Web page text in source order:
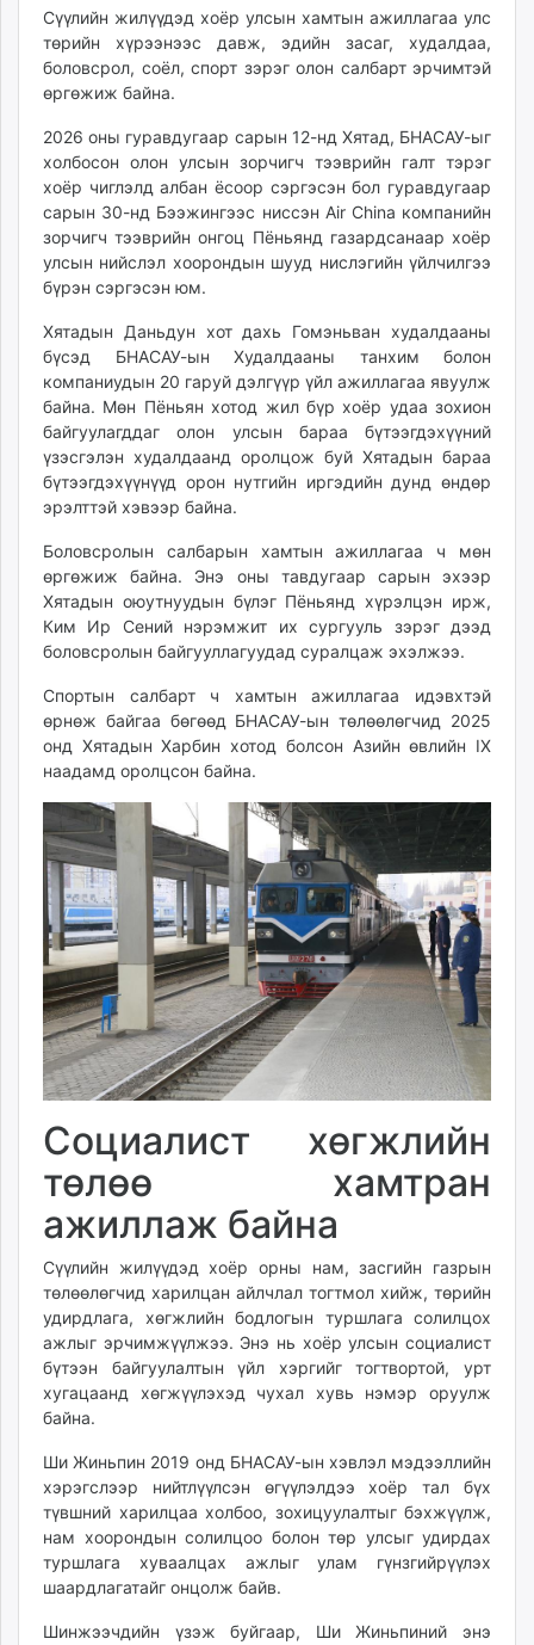
Сүүлийн жилүүдэд хоёр улсын хамтын ажиллагаа улс
төрийн хүрээнээс давж, эдийн засаг, худалдаа,
боловсрол, соёл, спорт зэрэг олон салбарт эрчимтэй
өргөжиж байна.
2026 оны гуравдугаар сарын 12-нд Хятад, БНАСАУ-ыг
холбосон олон улсын зорчигч тээврийн галт тэрэг
хоёр чиглэлд албан ёсоор сэргэсэн бол гуравдугаар
сарын 30-нд Бээжингээс ниссэн Air China компанийн
зорчигч тээврийн онгоц Пёньянд газардсанаар хоёр
улсын нийслэл хоорондын шууд нислэгийн үйлчилгээ
бүрэн сэргэсэн юм.
Хятадын Даньдун хот дахь Гомэньван худалдааны
бүсэд БНАСАУ-ын Худалдааны танхим болон
компаниудын 20 гаруй дэлгүүр үйл ажиллагаа явуулж
байна. Мөн Пёньян хотод жил бүр хоёр удаа зохион
байгуулагддаг олон улсын бараа бүтээгдэхүүний
үзэсгэлэн худалдаанд оролцож буй Хятадын бараа
бүтээгдэхүүнүүд орон нутгийн иргэдийн дунд өндөр
эрэлттэй хэвээр байна.
Боловсролын салбарын хамтын ажиллагаа ч мөн
өргөжиж байна. Энэ оны тавдугаар сарын эхээр
Хятадын оюутнуудын бүлэг Пёньянд хүрэлцэн ирж,
Ким Ир Сений нэрэмжит их сургууль зэрэг дээд
боловсролын байгууллагуудад суралцаж эхэлжээ.
Спортын салбарт ч хамтын ажиллагаа идэвхтэй
өрнөж байгаа бөгөөд БНАСАУ-ын төлөөлөгчид 2025
онд Хятадын Харбин хотод болсон Азийн өвлийн IX
наадамд оролцсон байна.
Социалист хөгжлийн
төлөө хамтран
ажиллаж байна
Сүүлийн жилүүдэд хоёр орны нам, засгийн газрын
төлөөлөгчид харилцан айлчлал тогтмол хийж, төрийн
удирдлага, хөгжлийн бодлогын туршлага солилцох
ажлыг эрчимжүүлжээ. Энэ нь хоёр улсын социалист
бүтээн байгуулалтын үйл хэргийг тогтвортой, урт
хугацаанд хөгжүүлэхэд чухал хувь нэмэр оруулж
байна.
Ши Жиньпин 2019 онд БНАСАУ-ын хэвлэл мэдээллийн
хэрэгслээр нийтлүүлсэн өгүүлэлдээ хоёр тал бүх
түвшний харилцаа холбоо, зохицуулалтыг бэхжүүлж,
нам хоорондын солилцоо болон төр улсыг удирдах
туршлага хуваалцах ажлыг улам гүнзгийрүүлэх
шаардлагатайг онцолж байв.
Шинжээчдийн үзэж буйгаар, Ши Жиньпиний энэ